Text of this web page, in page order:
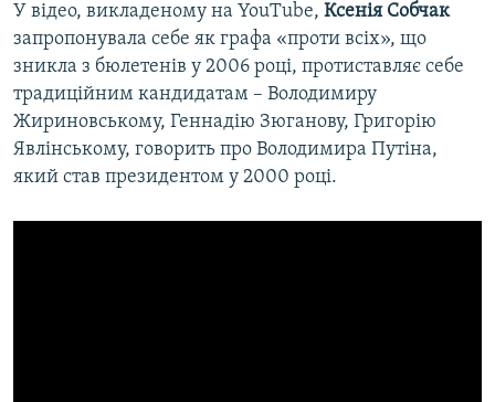
У відео, викладеному на YouTube, Ксенія Собчак
запропонувала себе як графа «проти всіх», що
зникла з бюлетенів у 2006 році, протиставляє себе
традиційним кандидатам – Володимиру
Жириновському, Геннадію Зюганову, Григорію
Явлінському, говорить про Володимира Путіна,
який став президентом у 2000 році.